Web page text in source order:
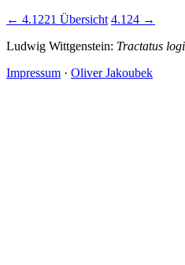
← 4.1221 Übersicht 4.124 →
Ludwig Wittgenstein: Tractatus
Impressum · Oliver Jakoubek